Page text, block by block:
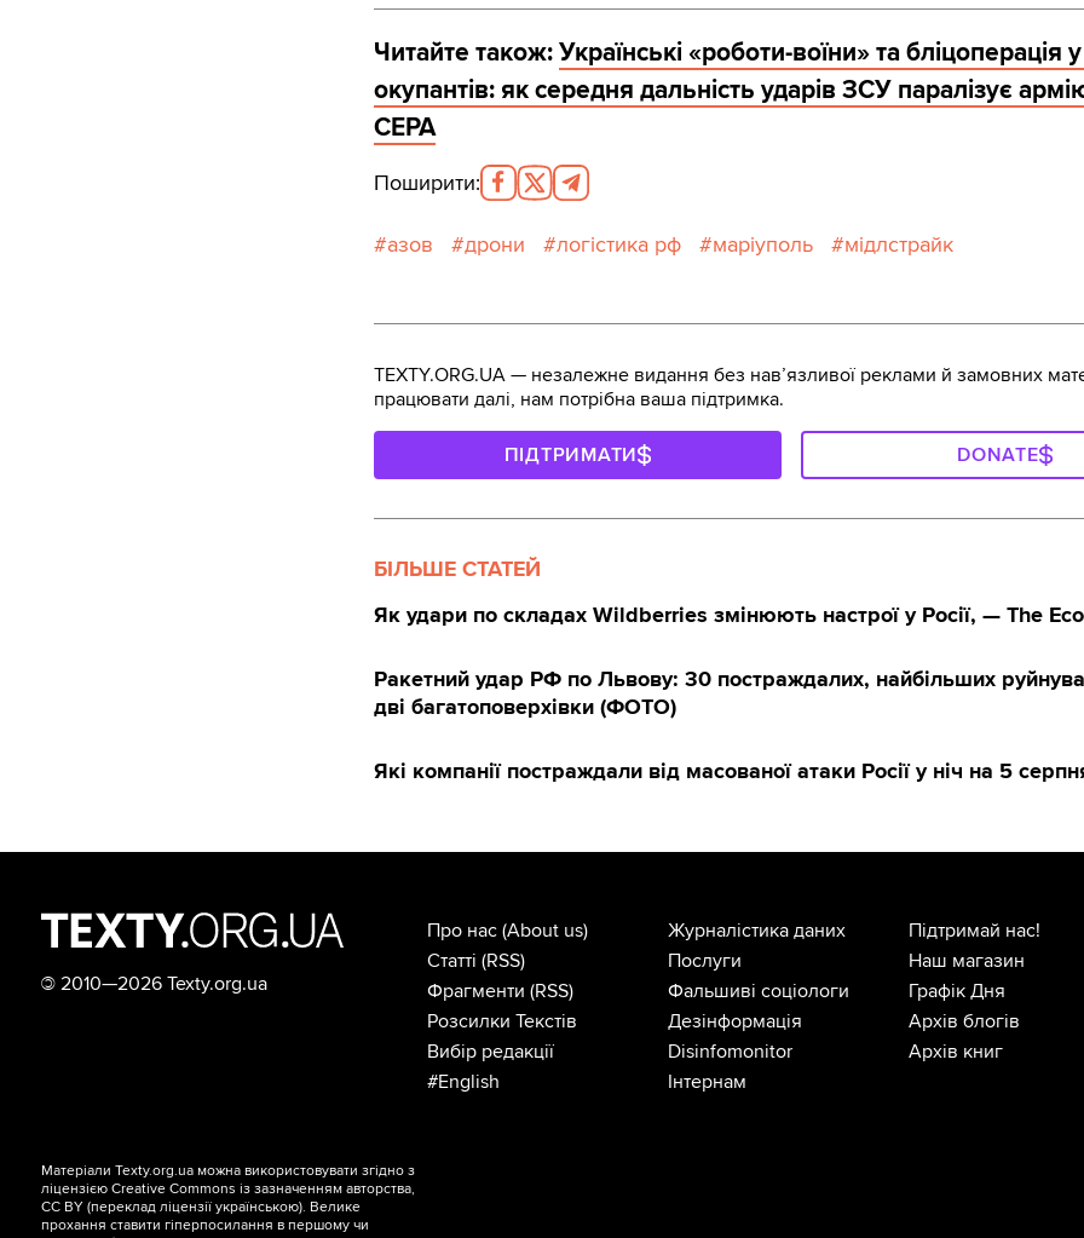
Читайте також: Українські «роботи-воїни» та бліцоперація
окупантів: як середня дальність ударів ЗСУ паралізує
CEPA
Поширити:
азов дрони логістика рф маріуполь мідлстрайк
TEXTY.ORG.UA — незалежне видання без навʼязливої реклами й замовних
працювати далі, нам потрібна ваша підтримка.
ПІДТРИМАТИ DONATE
БІЛЬШЕ СТАТЕЙ
Як удари по складах Wildberries змінюють настрої у Росії, — The
Ракетний удар РФ по Львову: 30 постраждалих, найбільших
дві багатоповерхівки (ФОТО)
Які компанії постраждали від масованої атаки Росії у ніч на 5
© 2010—2026 Texty.org.ua
Про нас (About us)
Статті (RSS)
Фрагменти (RSS)
Розсилки Текстів
Вибір редакції
#English
Журналістика даних
Послуги
Фальшиві соціологи
Дезінформація
Disinfomonitor
Інтернам
Підтримай нас!
Наш магазин
Графік Дня
Архів блогів
Архів книг
Матеріали Texty.org.ua можна використовувати згідно з
ліцензієюCreative Commons із зазначенням авторства,
CC BY (переклад ліцензіїукраїнською). Велике
прохання ставити гіперпосилання в першому чи